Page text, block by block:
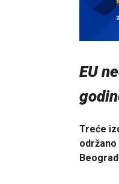
EU
Treće
održano